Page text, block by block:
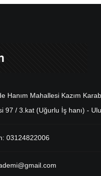
Hanım Mahallesi Kazım
97 / 3.kat (Uğurlu İş hanı) -
03124822006